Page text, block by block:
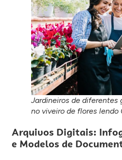
Jardineiros de
no viveiro de flores lendo
Arquivos Digitais:
e Modelos de